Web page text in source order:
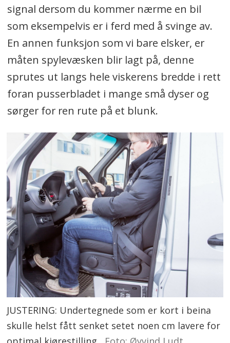
signal dersom du kommer nærme en bil
som eksempelvis er i ferd med å svinge av.
En annen funksjon som vi bare elsker, er
måten spylevæsken blir lagt på, denne
sprutes ut langs hele viskerens bredde i rett
foran pusserbladet i mange små dyser og
sørger for ren rute på et blunk.
JUSTERING: Undertegnede som er kort i beina
skulle helst fått senket setet noen cm lavere for